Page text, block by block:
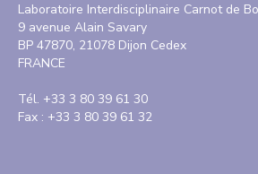
Laboratoire Interdisciplinaire Carnot de
9 avenue Alain Savary
BP 47870, 21078 Dijon Cedex
FRANCE
Tél. +33 3 80 39 61 30
Fax : +33 3 80 39 61 32